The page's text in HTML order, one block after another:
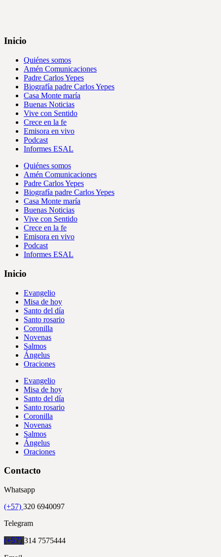
Inicio
Quiénes somos
Amén Comunicaciones
Padre Carlos Yepes
Biografía padre Carlos Yepes
Casa Monte maría
Buenas Noticias
Vive con Sentido
Crece en la fe
Emisora en vivo
Podcast
Informes ESAL
Quiénes somos
Amén Comunicaciones
Padre Carlos Yepes
Biografía padre Carlos Yepes
Casa Monte maría
Buenas Noticias
Vive con Sentido
Crece en la fe
Emisora en vivo
Podcast
Informes ESAL
Inicio
Evangelio
Misa de hoy
Santo del día
Santo rosario
Coronilla
Novenas
Salmos
Ángelus
Oraciones
Evangelio
Misa de hoy
Santo del día
Santo rosario
Coronilla
Novenas
Salmos
Ángelus
Oraciones
Contacto
Whatsapp
(+57) 320 6940097
Telegram
(+57) 314 7575444